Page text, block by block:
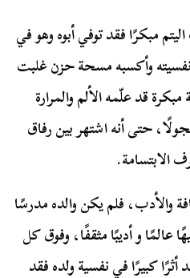
مبكرًا فقد توفي أبوه وهو في
وأكسبه مسحة حزن غلبت
قد علّمه الألم والمرارة
حتى أنه اشتهر بين رفاق
الابتسامة.
والأدب، فلم يكن والده مدرسًا
عالمًا و أديبًا مثقفًا، وفوق كل
أثرًا كبيرًا في نفسية ولده فقد